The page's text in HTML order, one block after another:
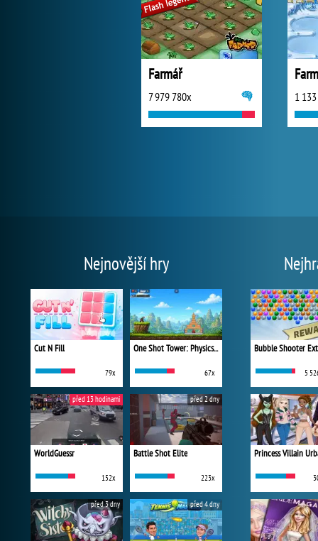
Farmář
7 979 780x 1
Nejnovější hry
Cut N Fill
79x
One Shot Tower: Physics Destroyer
67x
WorldGuessr
152x
před 13 hodinami
Battle Shot Elite
223x
před 2 dny
před 3 dny před 4 dny
Bubble Shooter
5